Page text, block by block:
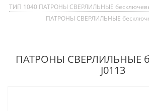
ТИП 1040 ПАТРОНЫ СВЕРЛИЛЬНЫЕ
ПАТРОНЫ СВЕРЛИЛЬНЫЕ
ПАТРОНЫ СВЕРЛИЛЬНЫЕ
J0113